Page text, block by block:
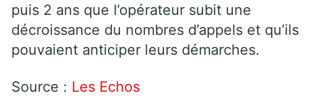
puis 2 ans que l’opérateur subit une
décroissance du nombres d’appels et qu’ils
pouvaient anticiper leurs démarches.
Source : Les Echos